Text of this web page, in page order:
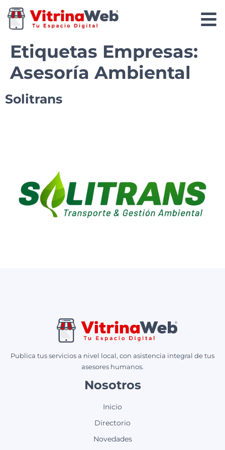
Etiquetas Empresas:
Asesoría Ambiental
Solitrans
Publica tus servicios a nivel local, con asistencia integral de tus
asesores humanos.
Nosotros
Inicio
Directorio
Novedades